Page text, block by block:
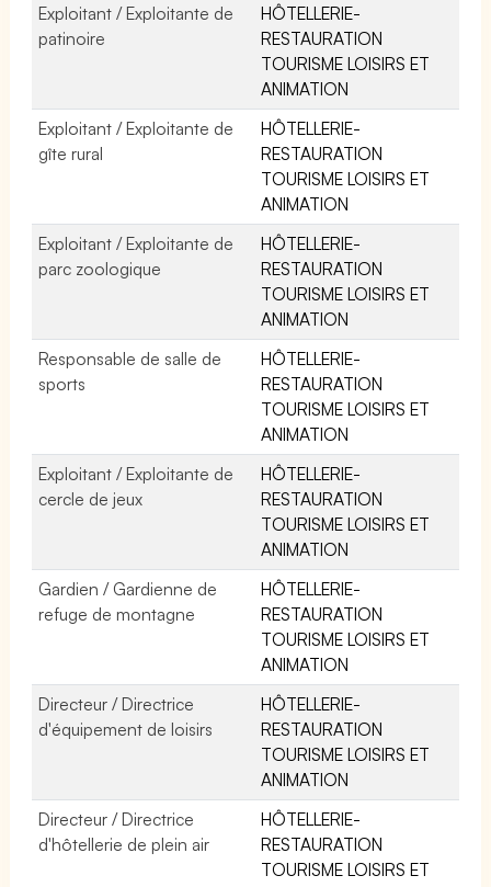
Exploitant / Exploitante de
patinoire
HÔTELLERIE-
RESTAURATION
TOURISME LOISIRS ET
ANIMATION
Exploitant / Exploitante de
gîte rural
HÔTELLERIE-
RESTAURATION
TOURISME LOISIRS ET
ANIMATION
Exploitant / Exploitante de
parc zoologique
HÔTELLERIE-
RESTAURATION
TOURISME LOISIRS ET
ANIMATION
Responsable de salle de
sports
HÔTELLERIE-
RESTAURATION
TOURISME LOISIRS ET
ANIMATION
Exploitant / Exploitante de
cercle de jeux
HÔTELLERIE-
RESTAURATION
TOURISME LOISIRS ET
ANIMATION
Gardien / Gardienne de
refuge de montagne
HÔTELLERIE-
RESTAURATION
TOURISME LOISIRS ET
ANIMATION
Directeur / Directrice
d'équipement de loisirs
HÔTELLERIE-
RESTAURATION
TOURISME LOISIRS ET
ANIMATION
Directeur / Directrice
d'hôtellerie de plein air
HÔTELLERIE-
RESTAURATION
TOURISME LOISIRS ET